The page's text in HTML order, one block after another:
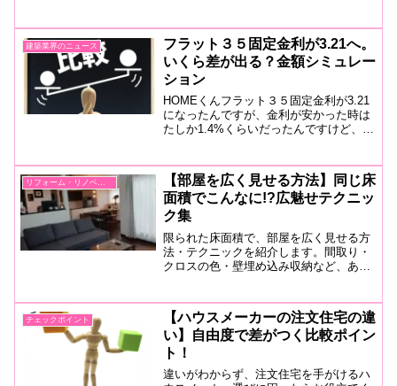
い商品なのに、なぜか後悔した話。
建築業界のニュース
フラット３５固定金利が3.21へ。
いくら差が出る？金額シミュレー
ション
HOMEくんフラット３５固定金利が3.21
になったんですが、金利が安かった時は
たしか1.4%くらいだったんですけど、借
ーン金利差をシミュレーション先生結論
から言う...
リフォーム・リノベーション
【部屋を広く見せる方法】同じ床
面積でこんなに!?広魅せテクニッ
ク集
限られた床面積で、部屋を広く見せる方
法・テクニックを紹介します。間取り・
クロスの色・壁埋め込み収納など、あら
住宅で間取り決めに奮闘中の方のお役に
立てれば幸いです。
チェックポイント
【ハウスメーカーの注文住宅の違
い】自由度で差がつく比較ポイン
ト！
違いがわからず、注文住宅を手がけるハ